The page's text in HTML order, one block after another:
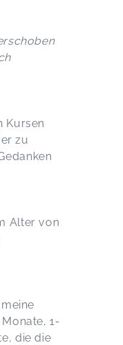
Kursen
zu
Alter von
1-
die die